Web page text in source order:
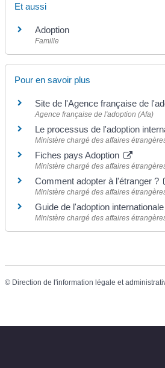
Et aussi
Adoption
Famille
Pour en savoir plus
Site de l'Agence française de
Agence française de l'adoption (Afa)
Le processus de l'adoption
Ministère chargé des affaires
Fiches pays Adoption
Ministère chargé des affaires
Comment adopter à l'étranger ?
Ministère chargé des affaires
Guide de l'adoption internationale
Ministère chargé des affaires
© Direction de l'information légale et